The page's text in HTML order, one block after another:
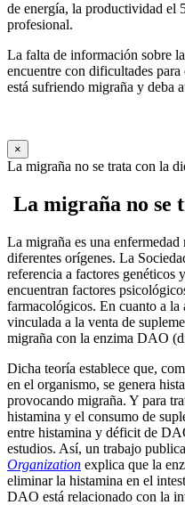
de energía, la productividad el
profesional.
La falta de información sobre
encuentre con dificultades
está sufriendo migraña y deba
×
La migraña no se trata con la
La migraña no se
La migraña es una
diferentes orígenes. La
referencia a factores genéticos
encuentran factores
farmacológicos. En cuanto a la
vinculada a la venta de
migraña con la enzima DAO
Dicha teoría establece que,
en el organismo, se genera
provocando migraña. Y para
histamina y el consumo de
entre histamina y déficit de
estudios. Así, un trabajo
Organization explica que la
eliminar la histamina en el
DAO está relacionado con la